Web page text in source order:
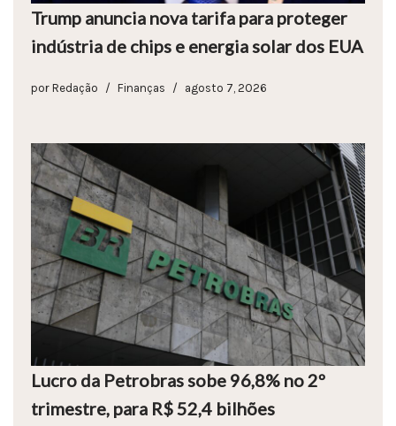
Trump anuncia nova tarifa para proteger
indústria de chips e energia solar dos EUA
por Redação Finanças agosto 7, 2026
Lucro da Petrobras sobe 96,8% no 2º
trimestre, para R$ 52,4 bilhões